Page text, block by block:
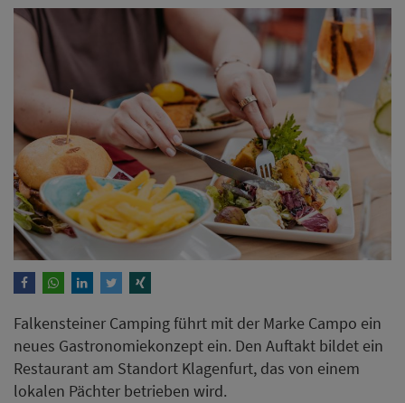
Falkensteiner Camping führt mit der Marke Campo ein
neues Gastronomiekonzept ein. Den Auftakt bildet ein
Restaurant am Standort Klagenfurt, das von einem
lokalen Pächter betrieben wird.